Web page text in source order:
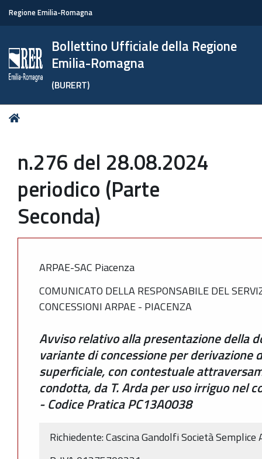
Regione Emilia-Romagna
Bollettino Ufficiale della Regione
Emilia-Romagna
(BURERT)
Tu
n.276 del 28.08.2024
periodico (Parte
Seconda)
ARPAE-SAC Piacenza
COMUNICATO DELLA RESPONSABILE DEL
CONCESSIONI ARPAE - PIACENZA
Avviso relativo alla presentazione della
variante di concessione per derivazione
superficiale, con contestuale
condotta, da T. Arda per uso irriguo nel
- Codice Pratica PC13A0038
Richiedente: Cascina Gandolfi Società Semplice